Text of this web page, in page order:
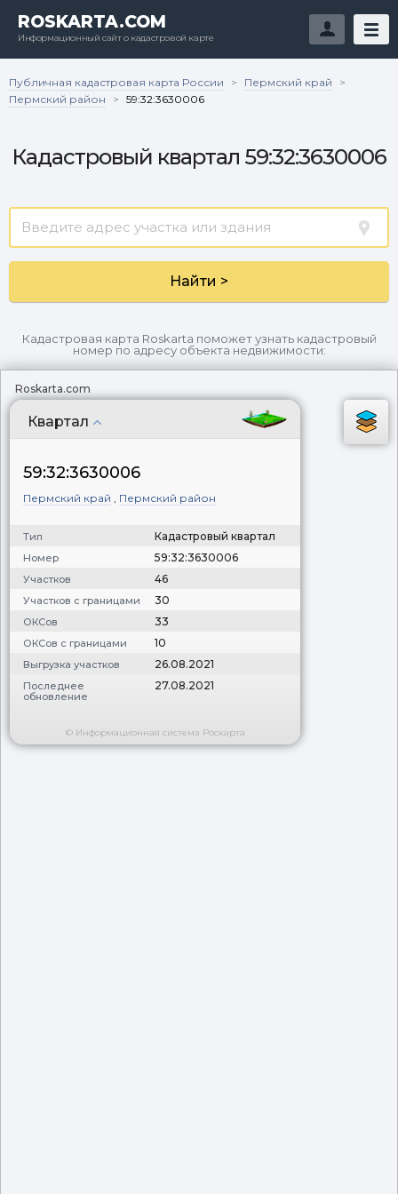
ROSKARTA.COM
Информационный сайт о кадастровой карте
Публичная кадастровая карта России > Пермский край
>
Пермский район
> 59:32:3630006
Кадастровый квартал 59:32:3630006
Найти >
Кадастровая карта Roskarta поможет узнать кадастровый
номер по адресу объекта недвижимости:
Roskarta.com
Квартал
59:32:3630006
Пермский край Пермский район
Тип Кадастровый квартал
Номер 59:32:3630006
Участков 46
Участков с границами 30
ОКСов 33
ОКСов с границами 10
Выгрузка участков 26.08.2021
Последнее
обновление
27.08.2021
© Информационная система Роскарта